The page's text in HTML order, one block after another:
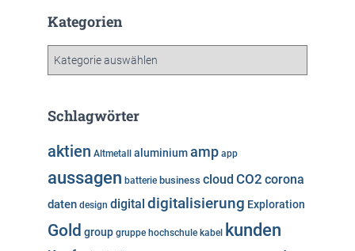
h
Kategorien
g
r
i
n
Schlagwörter
aktien Altmetall aluminiumamp app
aussagen batterie business cloud CO2 corona
daten design digital digitalisierung Exploration
Gold group gruppe hochschule kabel kunden